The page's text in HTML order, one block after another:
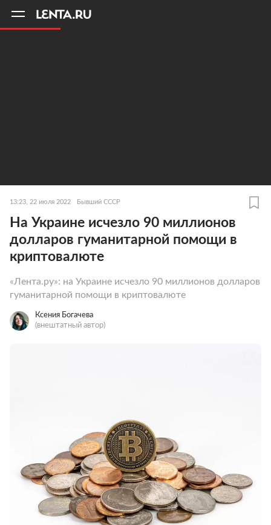
13:23, 22 июля 2022 Бывший СССР
На Украине исчезло 90 миллионов
долларов гуманитарной помощи в
криптовалюте
«Лента.ру»: на Украине исчезло 90 миллионов долларов
гуманитарной помощи в криптовалюте
Ксения Богачева
(внештатный автор)